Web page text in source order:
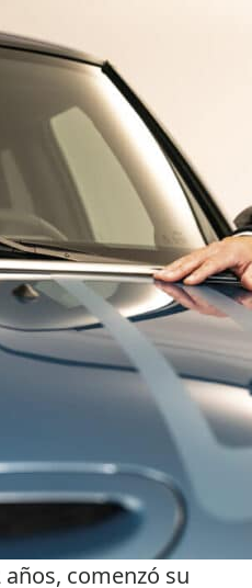
años, comenzó su